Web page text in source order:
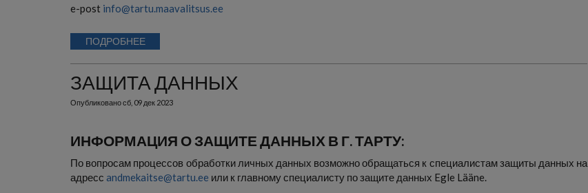
e-post info@tartu.maavalitsus.ee
ПОДРОБНЕЕ
ЗАЩИТА ДАННЫХ
Опубликованосб, 09 дек 2023
ИНФОРМАЦИЯ О ЗАЩИТЕ ДАННЫХ В Г. ТАРТУ:
По вопросам процессов обработки личных данных возможно обращаться к специалистам защиты данных на
адресс andmekaitse@tartu.ee или к главному специалисту по защите данных Egle Lääne.